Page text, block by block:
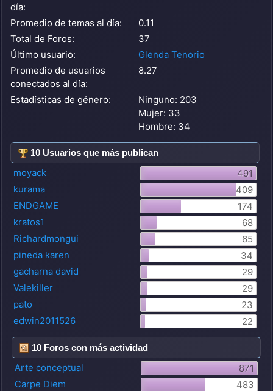
día:
Promedio de temas al día:
0.11
Total de Foros:
37
Último usuario:
Glenda Tenorio
Promedio de usuarios
conectados al día:
8.27
Estadísticas de género:
Ninguno: 203
Mujer: 33
Hombre: 34
10 Usuarios que más publican
moyack
491
kurama
409
ENDGAME
174
kratos1
68
Richardmongui
65
pineda karen
34
gacharna david
29
Valekiller
29
pato
23
edwin2011526
22
10 Foros con más actividad
Arte conceptual
871
Carpe Diem
483